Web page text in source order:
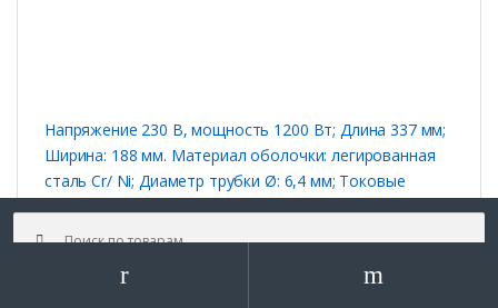
Напряжение 230 В, мощность 1200 Вт; Длина 337 мм;
Ширина: 188 мм. Материал оболочки: легированная
сталь Cr/ Ni; Диаметр трубки Ø: 6,4 мм; Токовые
плита. Мощность: 1200 Вт
Искать: